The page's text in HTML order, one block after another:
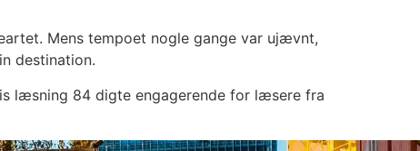
Mens tempoet nogle gange var ujævnt,
destination.
læsning 84 digte engagerende for læsere fra